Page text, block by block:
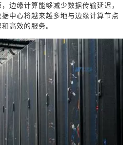
边缘计算能够减少数据传输延迟，
中心将越来越多地与边缘计算节点
高效的服务。